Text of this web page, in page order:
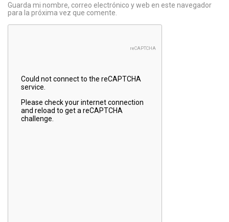
Guarda mi nombre, correo electrónico y web en este navegador
para la próxima vez que comente.